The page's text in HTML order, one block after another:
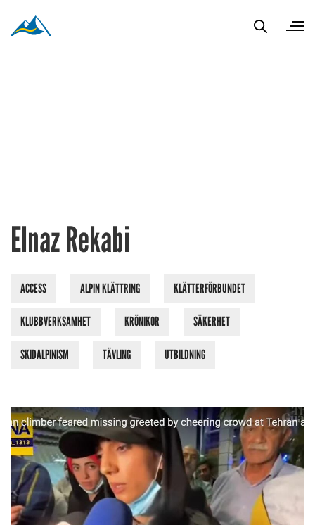
Elnaz Rekabi
ACCESS ALPIN KLÄTTRING KLÄTTERFÖRBUNDET
KLUBBVERKSAMHET KRÖNIKOR SÄKERHET
SKIDALPINISM TÄVLING UTBILDNING